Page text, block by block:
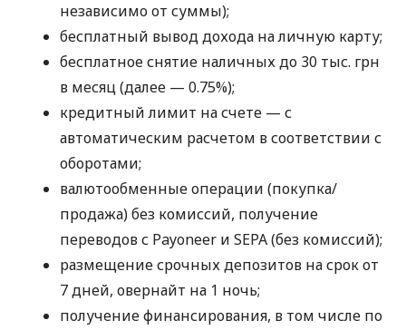
независимо от суммы);
бесплатный вывод дохода на личную карту;
бесплатное снятие наличных до 30 тыс. грн
в месяц (далее — 0.75%);
кредитный лимит на счете — с
автоматическим расчетом в соответствии с
оборотами;
валютообменные операции (покупка/
продажа) без комиссий, получение
переводов с Payoneer и SEPA (без комиссий);
размещение срочных депозитов на срок от
7 дней, овернайт на 1 ночь;
получение финансирования, в том числе по